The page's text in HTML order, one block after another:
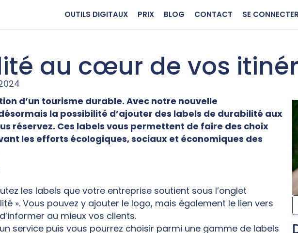
OUTILS DIGITAUX PRIX BLOG CONTACT SE CONNECTER
au cœur de vos
d’un tourisme durable. Avec notre nouvelle
la possibilité d’ajouter des labels de durabilité aux
réservez. Ces labels vous permettent de faire des choix
les efforts écologiques, sociaux et économiques des
les labels que votre entreprise soutient sous l’onglet
». Vous pouvez y ajouter le logo, mais également le lien vers
au mieux vos clients.
service puis vous pourrez choisir parmi une gamme de labels